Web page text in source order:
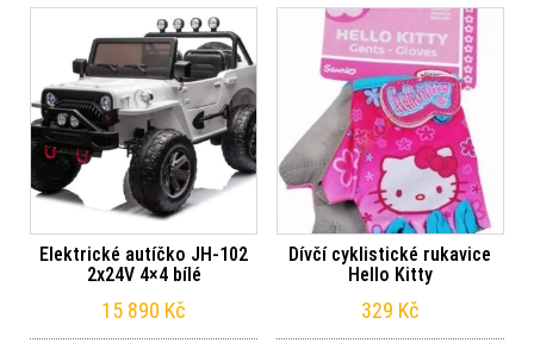
Elektrické autíčko JH-102
2x24V 4×4 bílé
15 890 Kč
Dívčí cyklistické rukavice
Hello Kitty
329 Kč